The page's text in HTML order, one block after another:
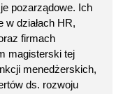
pozarządowe. Ich
w działach HR,
firmach
magisterski tej
menedżerskich,
ds. rozwoju